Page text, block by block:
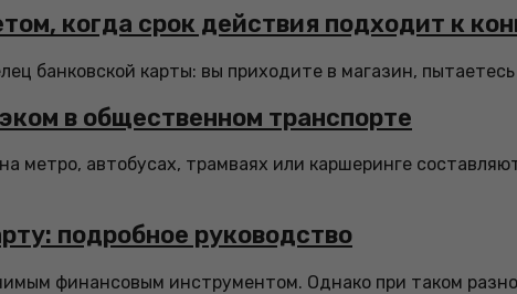
когда срок действия подходит к
банковской карты: вы приходите в магазин,
в общественном транспорте
метро, автобусах, трамваях или каршеринге
подробное руководство
финансовым инструментом. Однако при таком